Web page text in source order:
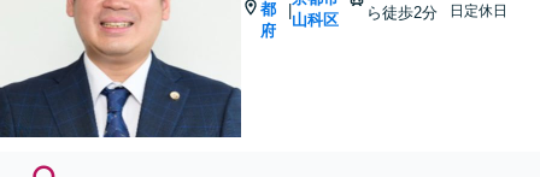
都
府
|
山科区
ら徒歩2分
日定休日